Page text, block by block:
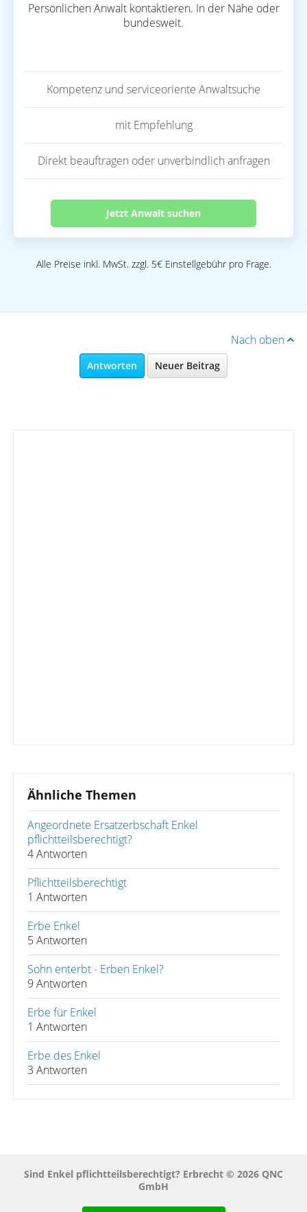
Persönlichen Anwalt kontaktieren. In der Nähe oder
bundesweit.
Kompetenz und serviceoriente Anwaltsuche
mit Empfehlung
Direkt beauftragen oder unverbindlich anfragen
Jetzt Anwalt suchen
Alle Preise inkl. MwSt. zzgl. 5€ Einstellgebühr pro Frage.
Nach oben
Antworten Neuer Beitrag
Ähnliche Themen
Angeordnete Ersatzerbschaft Enkel
pflichtteilsberechtigt?
4 Antworten
Pflichtteilsberechtigt
1 Antworten
Erbe Enkel
5 Antworten
Sohn enterbt - Erben Enkel?
9 Antworten
Erbe für Enkel
1 Antworten
Erbe des Enkel
3 Antworten
Sind Enkel pflichtteilsberechtigt? Erbrecht © 2026 QNC
GmbH